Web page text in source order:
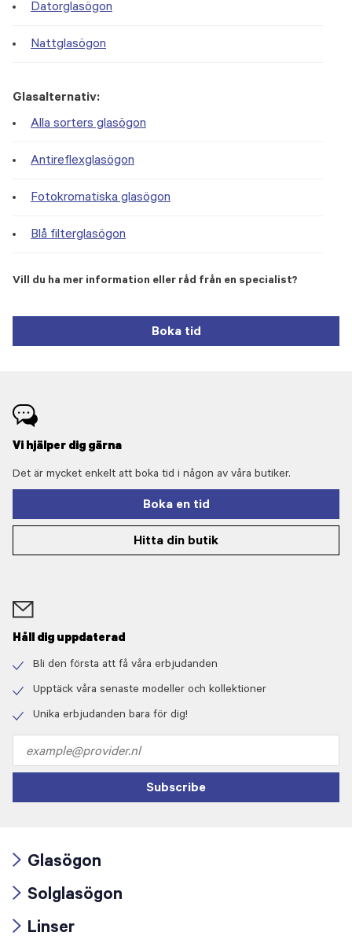
Datorglasögon
Nattglasögon
Glasalternativ:
Alla sorters glasögon
Antireflexglasögon
Fotokromatiska glasögon
Blå filterglasögon
Vill du ha mer information eller råd från en specialist?
Boka tid
Vi hjälper dig gärna
Det är mycket enkelt att boka tid i någon av våra butiker.
Boka en tid
Hitta din butik
Håll dig uppdaterad
icon
Bli den första att få våra erbjudanden
icon
Upptäck våra senaste modeller och kollektioner
Unika erbjudanden bara för dig!
address
Subscribe
icon
Glasögon
icon
Solglasögon
Linser